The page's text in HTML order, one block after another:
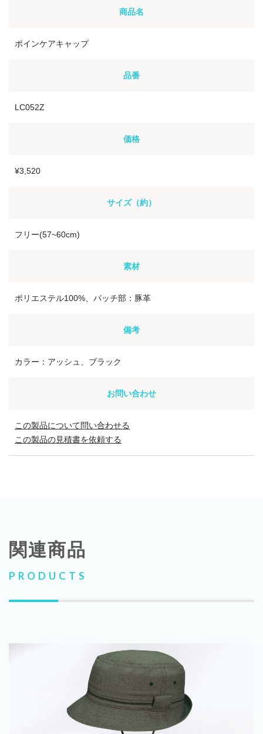
商品名
ポインケアキャップ
品番
LC052Z
価格
¥3,520
サイズ（約）
フリー(57~60cm)
素材
ポリエステル100%、パッチ部：豚革
備考
カラー：アッシュ、ブラック
お問い合わせ
この製品について問い合わせる
この製品の見積書を依頼する
関連商品
PRODUCTS